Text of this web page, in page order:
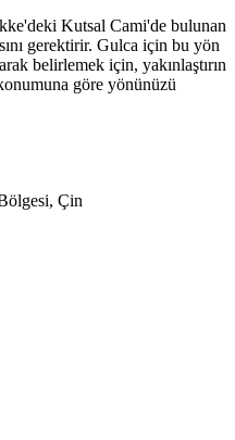
Kutsal Cami'de bulunan
gerektirir. Gulca için bu yön
belirlemek için, yakınlaştırın
göre yönünüzü
Çin